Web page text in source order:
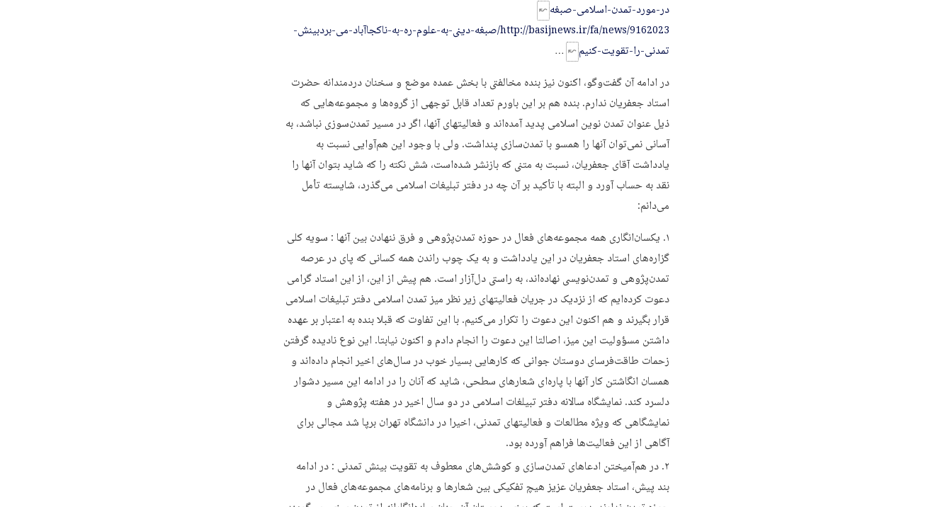
در-مورد-تمدن-اسلامی-صبغه
http://basijnews.ir/fa/news/9162023/صبغه-دینی-به-علوم-ره-به-ناکجاآباد-می-بردبینش-
تمدنی-را-تقویت-کنیم
…
در ادامه آن گفت‌وگو، اکنون نیز بنده مخالفتی با بخش عمده موضع و سخنان دردمندانه حضرت
استاد جعفریان ندارم. بنده هم بر این باورم تعداد قابل توجهی از گروه‌ها و مجموعه‌هایی که
ذیل عنوان تمدن نوین اسلامی پدید آمده‌اند و فعالیتهای آنها، اگر در مسیر تمدن‌سوزی نباشد، به
آسانی نمی‌توان آنها را همسو با تمدن‌‌سازی پنداشت. ولی با وجود این هم‌آوایی نسبت به
یادداشت آقای جعفریان، نسبت به متنی که بازنشر شده‌است، شش نکته را که شاید بتوان آنها را
نقد به حساب آورد و البته با تأکید بر آن چه در دفتر تبلیغات اسلامی می‌گذرد، شایسته تأمل
می‌دانم:
یکسان‌انگاری همه مجموعه‌های فعال در حوزه تمدن‌پژوهی و فرق ننهادن بین آنها : سویه کلی
گزاره‌های استاد جعفریان در این یادداشت و به یک چوب راندن همه کسانی که پای در عرصه
تمدن‌پژوهی و تمدن‌نویسی نهاده‌اند، به راستی دل‌آزار است. هم پیش از این، از این استاد گرامی
دعوت کرده‌ایم که از نزدیک در جریان فعالیتهای زیر نظر میز تمدن اسلامی دفتر تبلیغات اسلامی
قرار بگیرند و هم اکنون این دعوت را تکرار می‌کنیم. با این تفاوت که قبلا بنده به اعتبار بر عهده
داشتن مسؤولیت این میز، اصالتا این دعوت را انجام دادم و اکنون نیابتا. این نوع نادیده گرفتن
زحمات طاقت‌فرسای دوستان جوانی که کارهایی بسیار خوب در سال‌های اخیر انجام داده‌اند و
همسان انگاشتن کار آنها با پاره‌ای شعارهای سطحی، شاید که آنان را در ادامه این مسیر دشوار
دلسرد کند. نمایشگاه سالانه دفتر تبیلغات اسلامی در دو سال اخیر در هفته پژوهش و
نمایشگاهی که ویژه مطالعات و فعالیتهای تمدنی، اخیرا در دانشگاه تهران برپا شد مجالی برای
آگاهی از این فعالیت‌ها فراهم آورده بود.
در هم‌آمیختن ادعاهای تمدن‌سازی و کوشش‌های معطوف به تقویت بینش تمدنی : در ادامه
بند پیش، استاد جعفریان عزیز هیچ تفکیکی بین شعارها و برنامه‌های مجموعه‌های فعال در